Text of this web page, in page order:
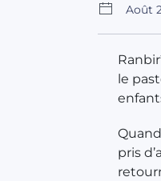
Août
le
pris